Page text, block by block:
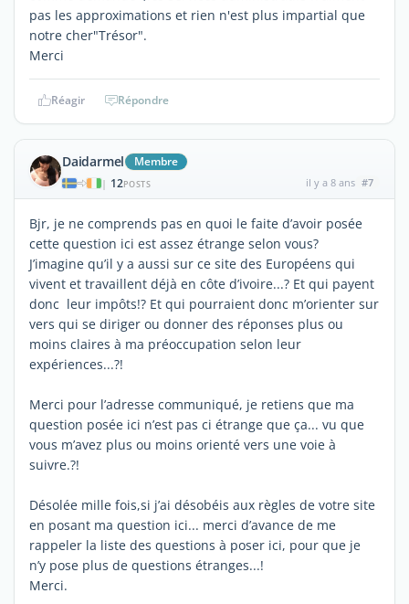
pas les approximations et rien n'est plus impartial que
notre cher"Trésor".
Merci
Réagir Répondre
Daidarmel Membre
| 12POSTS il y a 8 ans #7
Bjr, je ne comprends pas en quoi le faite d’avoir posée
cette question ici est assez étrange selon vous?
J’imagine qu’il y a aussi sur ce site des Européens qui
vivent et travaillent déjà en côte d’ivoire...? Et qui payent
donc leur impôts!? Et qui pourraient donc m’orienter sur
vers qui se diriger ou donner des réponses plus ou
moins claires à ma préoccupation selon leur
expériences...?!
Merci pour l’adresse communiqué, je retiens que ma
question posée ici n’est pas ci étrange que ça... vu que
vous m’avez plus ou moins orienté vers une voie à
suivre.?!
Désolée mille fois,si j’ai désobéis aux règles de votre site
en posant ma question ici... merci d’avance de me
rappeler la liste des questions à poser ici, pour que je
n’y pose plus de questions étranges...!
Merci.